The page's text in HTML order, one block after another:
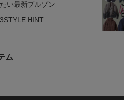
たい最新ブルゾン
3STYLE HINT
ム